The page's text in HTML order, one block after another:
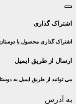
اشتراک گذاری
اشتراک گذاری محصول با
ارسال از طریق ایمیل
می توانید از طریق ایمیل به
به آدرس